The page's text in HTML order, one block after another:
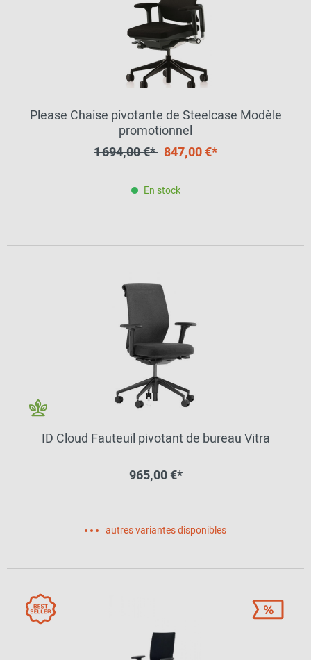
Please Chaise pivotante de Steelcase Modèle
promotionnel
1 694,00 €* 847,00 €*
En stock
ID Cloud Fauteuil pivotant de bureau Vitra
965,00 €*
autres variantes disponibles